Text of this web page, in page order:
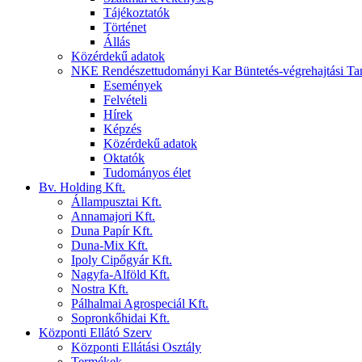
Tájékoztatók
Történet
Állás
Közérdekű adatok
NKE Rendészettudományi Kar Büntetés-végrehajtási
Események
Felvételi
Hírek
Képzés
Közérdekű adatok
Oktatók
Tudományos élet
Bv. Holding Kft.
Állampusztai Kft.
Annamajori Kft.
Duna Papír Kft.
Duna-Mix Kft.
Ipoly Cipőgyár Kft.
Nagyfa-Alföld Kft.
Nostra Kft.
Pálhalmai Agrospeciál Kft.
Sopronkőhidai Kft.
Központi Ellátó Szerv
Központi Ellátási Osztály